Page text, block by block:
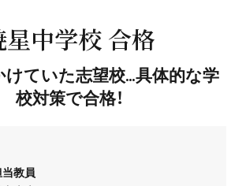
ン
英検®対策
星中学校 合格
けていた志望校…具体的な学
校対策で合格！
当教員